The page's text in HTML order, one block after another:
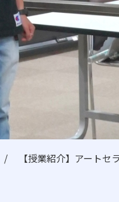
自己点検・自己評価
広報誌
高大連携・国際交流
ニュース・トピックス
【授業紹介】アート